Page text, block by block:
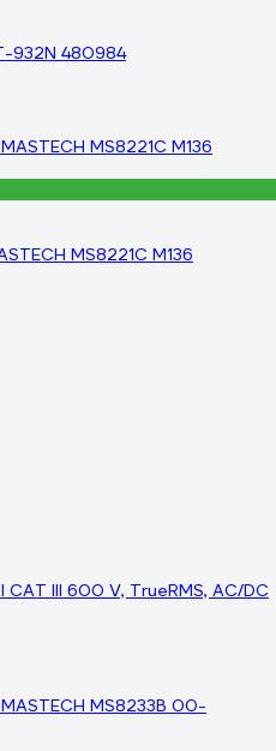
932N 480984
MS8221C M136
III 600 V, TrueRMS, AC/DC